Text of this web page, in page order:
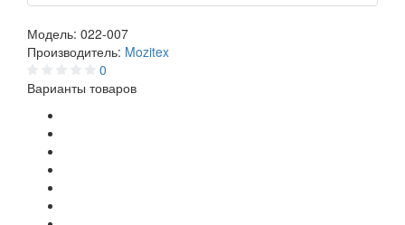
Модель: 022-007
Производитель: Mozitex
0
Варианты товаров